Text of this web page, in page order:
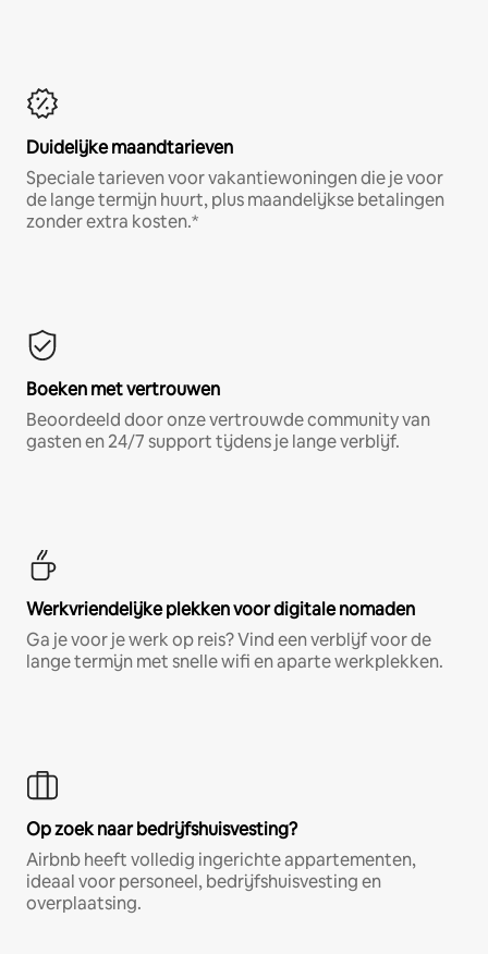
Duidelijke maandtarieven
Speciale tarieven voor vakantiewoningen die je voor
de lange termijn huurt, plus maandelijkse betalingen
zonder extra kosten.*
Boeken met vertrouwen
Beoordeeld door onze vertrouwde community van
gasten en 24/7 support tijdens je lange verblijf.
Werkvriendelijke plekken voor digitale nomaden
Ga je voor je werk op reis? Vind een verblijf voor de
lange termijn met snelle wifi en aparte werkplekken.
Op zoek naar bedrijfshuisvesting?
Airbnb heeft volledig ingerichte appartementen,
ideaal voor personeel, bedrijfshuisvesting en
overplaatsing.